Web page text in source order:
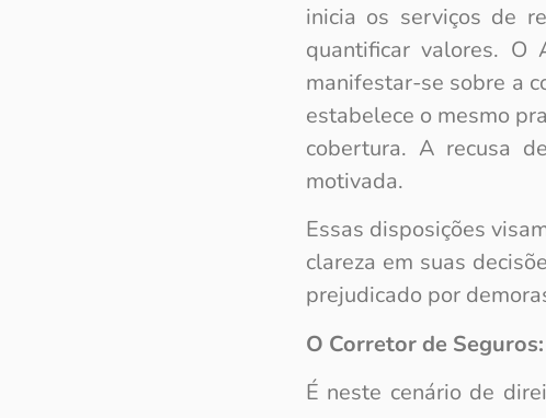
inicia os serviços de
quantificar valores.
manifestar-se sobre a
estabelece o mesmo
cobertura. A recusa
motivada.
Essas disposições
clareza em suas
prejudicado por
O Corretor de
É neste cenário de